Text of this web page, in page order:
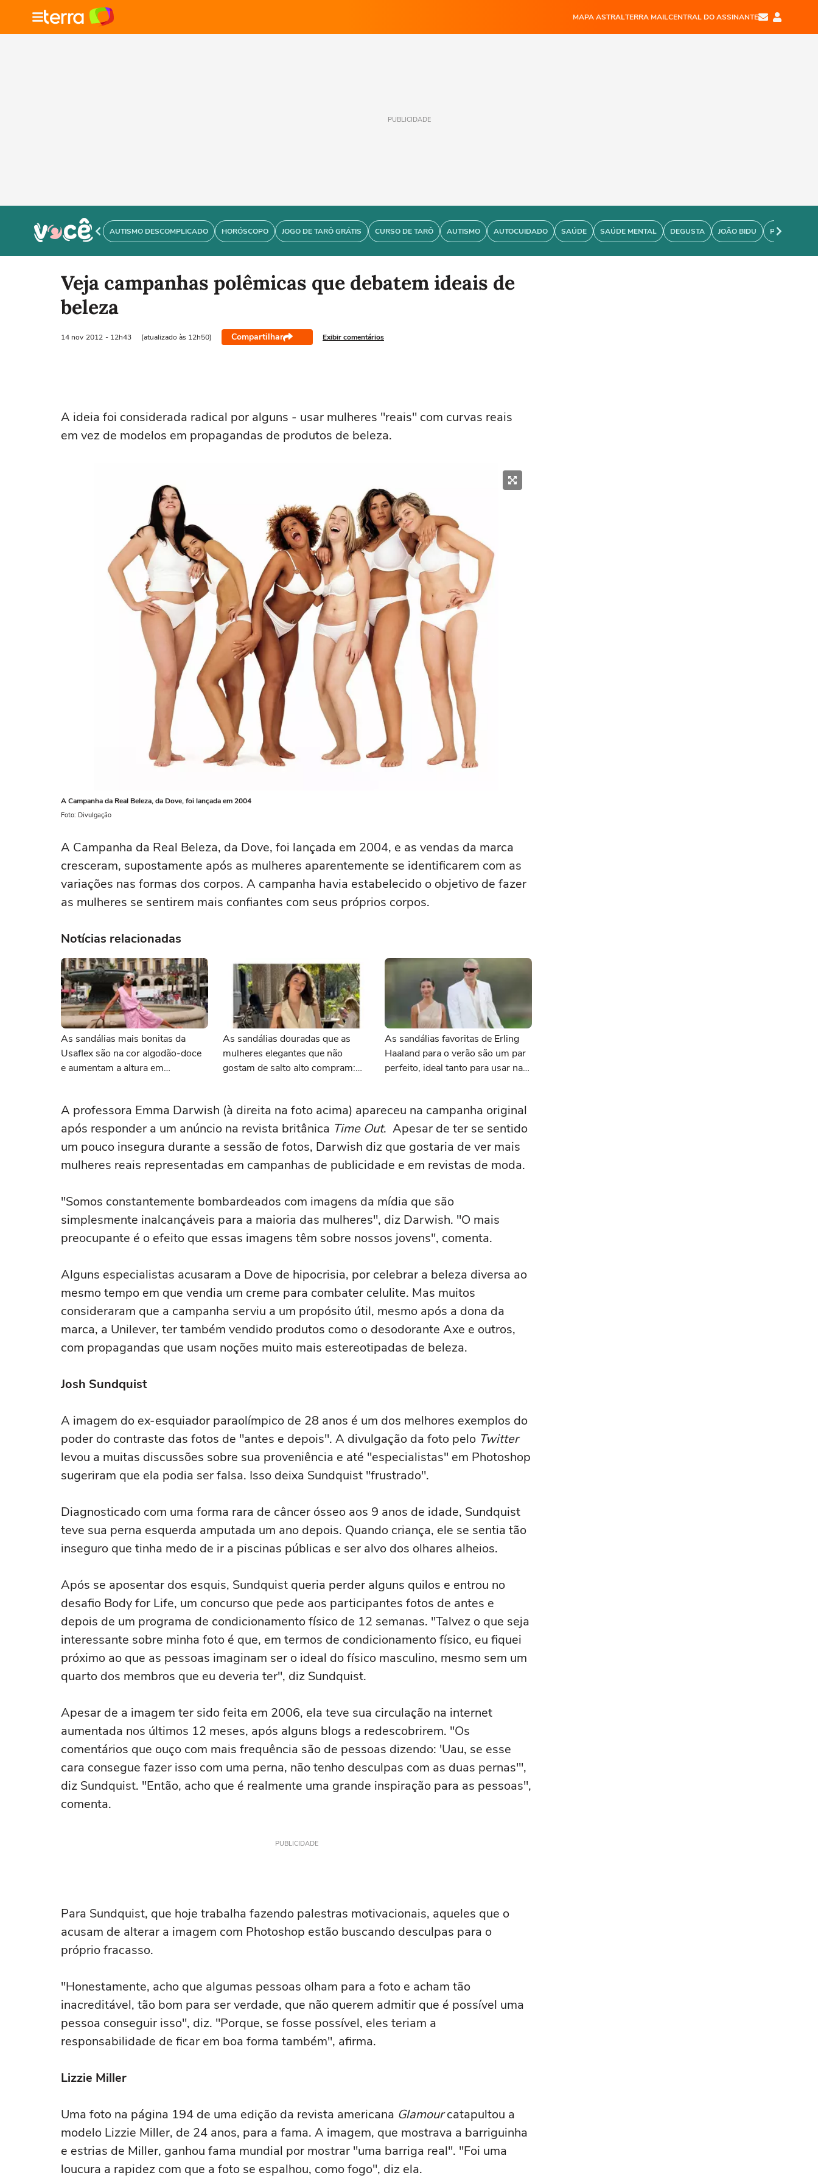
MAPA ASTRALTERRA MAILCENTRAL DO ASSINANTE
PUBLICIDADE
AUTISMO DESCOMPLICADO HORÓSCOPO JOGO DE TARÔ GRÁTIS CURSO DE TARÔ AUTISMO AUTOCUIDADO SAÚDE SAÚDE MENTAL DEGUSTA JOÃO BIDU PERSONARE
Veja campanhas polêmicas que debatem ideais de
beleza
14 nov 2012 - 12h43 (atualizado às 12h50) Compartilhar Exibir comentários
A ideia foi considerada radical por alguns - usar mulheres "reais" com curvas reais
em vez de modelos em propagandas de produtos de beleza.
A Campanha da Real Beleza, da Dove, foi lançada em 2004
Foto: Divulgação
A Campanha da Real Beleza, da Dove, foi lançada em 2004, e as vendas da marca
cresceram, supostamente após as mulheres aparentemente se identificarem com as
variações nas formas dos corpos. A campanha havia estabelecido o objetivo de fazer
as mulheres se sentirem mais confiantes com seus próprios corpos.
Notícias relacionadas
As sandálias mais bonitas da
Usaflex são na cor algodão-doce
e aumentam a altura em
As sandálias douradas que as
mulheres elegantes que não
gostam de salto alto compram:
As sandálias favoritas de Erling
Haaland para o verão são um par
perfeito, ideal tanto para usar na
A professora Emma Darwish (à direita na foto acima) apareceu na campanha original
após responder a um anúncio na revista britânica Time Out. Apesar de ter se sentido
um pouco insegura durante a sessão de fotos, Darwish diz que gostaria de ver mais
mulheres reais representadas em campanhas de publicidade e em revistas de moda.
"Somos constantemente bombardeados com imagens da mídia que são
simplesmente inalcançáveis para a maioria das mulheres", diz Darwish. "O mais
preocupante é o efeito que essas imagens têm sobre nossos jovens", comenta.
Alguns especialistas acusaram a Dove de hipocrisia, por celebrar a beleza diversa ao
mesmo tempo em que vendia um creme para combater celulite. Mas muitos
consideraram que a campanha serviu a um propósito útil, mesmo após a dona da
marca, a Unilever, ter também vendido produtos como o desodorante Axe e outros,
com propagandas que usam noções muito mais estereotipadas de beleza.
Josh Sundquist
A imagem do ex-esquiador paraolímpico de 28 anos é um dos melhores exemplos do
poder do contraste das fotos de "antes e depois". A divulgação da foto pelo Twitter
levou a muitas discussões sobre sua proveniência e até "especialistas" em Photoshop
sugeriram que ela podia ser falsa. Isso deixa Sundquist "frustrado".
Diagnosticado com uma forma rara de câncer ósseo aos 9 anos de idade, Sundquist
teve sua perna esquerda amputada um ano depois. Quando criança, ele se sentia tão
inseguro que tinha medo de ir a piscinas públicas e ser alvo dos olhares alheios.
Após se aposentar dos esquis, Sundquist queria perder alguns quilos e entrou no
desafio Body for Life, um concurso que pede aos participantes fotos de antes e
depois de um programa de condicionamento físico de 12 semanas. "Talvez o que seja
interessante sobre minha foto é que, em termos de condicionamento físico, eu fiquei
próximo ao que as pessoas imaginam ser o ideal do físico masculino, mesmo sem um
quarto dos membros que eu deveria ter", diz Sundquist.
Apesar de a imagem ter sido feita em 2006, ela teve sua circulação na internet
aumentada nos últimos 12 meses, após alguns blogs a redescobrirem. "Os
comentários que ouço com mais frequência são de pessoas dizendo: 'Uau, se esse
cara consegue fazer isso com uma perna, não tenho desculpas com as duas pernas'",
diz Sundquist. "Então, acho que é realmente uma grande inspiração para as pessoas",
comenta.
PUBLICIDADE
Para Sundquist, que hoje trabalha fazendo palestras motivacionais, aqueles que o
acusam de alterar a imagem com Photoshop estão buscando desculpas para o
próprio fracasso.
"Honestamente, acho que algumas pessoas olham para a foto e acham tão
inacreditável, tão bom para ser verdade, que não querem admitir que é possível uma
pessoa conseguir isso", diz. "Porque, se fosse possível, eles teriam a
responsabilidade de ficar em boa forma também", afirma.
Lizzie Miller
Uma foto na página 194 de uma edição da revista americana Glamourcatapultou a
modelo Lizzie Miller, de 24 anos, para a fama. A imagem, que mostrava a barriguinha
e estrias de Miller, ganhou fama mundial por mostrar "uma barriga real". "Foi uma
loucura a rapidez com que a foto se espalhou, como fogo", diz ela.